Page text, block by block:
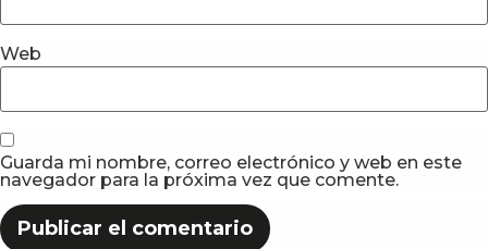
Web
Guarda mi nombre, correo electrónico y web en este
navegador para la próxima vez que comente.